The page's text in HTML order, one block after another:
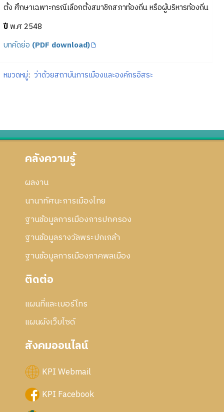
ตั้ง ศึกษาเฉพาะกรณีเลือกตั้งสมาชิกสภาท้องถิ่น หรือผู้บริหารท้องถิ่น
ปีพ.ศ 2548
บทคัดย่อ (PDF download)
หมวดหมู่: ว่าด้วยสถาบันการเมืองและองค์กรอิสระ
คลังความรู้
ผลงาน
นานาทัศนะการเมืองไทย
ฐานข้อมูลการเมืองการปกครอง
ฐานข้อมูลรางวัลพระปกเกล้า
ฐานข้อมูลการเมืองภาคพลเมือง
ติดต่อ
แผนที่และเบอร์โทร
แผนผังเว็บไซด์
สังคมออนไลน์
KPI Webmail
KPI Facebook